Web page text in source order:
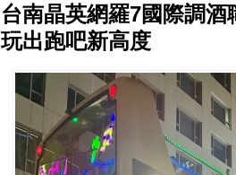
台南晶英網羅7國際調
玩出跑吧新高度